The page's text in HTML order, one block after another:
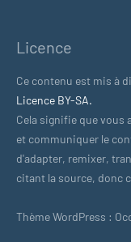
Licence
Ce contenu est mis à
Licence BY-SA.
Cela signifie que vous
et communiquer le
d'adapter, remixer,
citant la source, donc
Thème WordPress :